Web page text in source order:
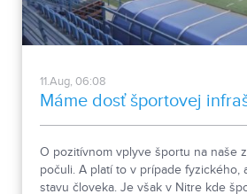
11.Aug, 06:08
Máme dosť športovej
O pozitívnom vplyve športu na naše
počuli. A platí to v prípade fyzického,
stavu človeka. Je však v Nitre kde